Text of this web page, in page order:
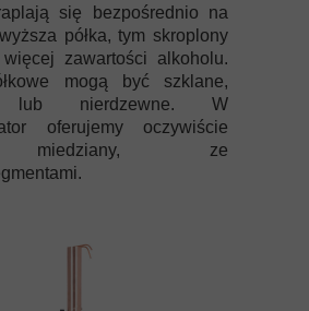
się bezpośrednio na
półka, tym skroplony
zawartości alkoholu.
mogą być szklane,
lub nierdzewne. W
oferujemy oczywiście
miedziany, ze